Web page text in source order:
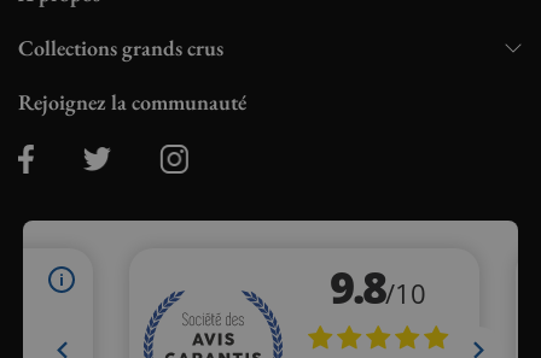
Collections grands crus
Rejoignez la communauté